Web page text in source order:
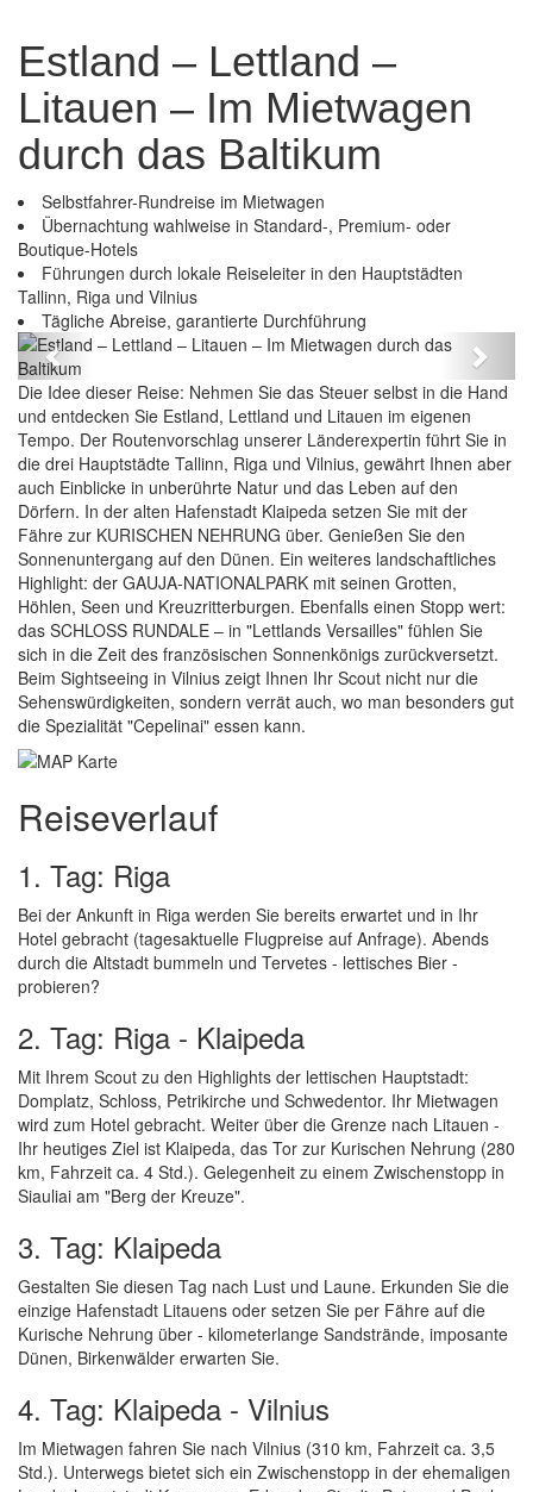
Estland – Lettland –
Litauen – Im Mietwagen
durch das Baltikum
Selbstfahrer-Rundreise im Mietwagen
Übernachtung wahlweise in Standard-, Premium- oder
Boutique-Hotels
Führungen durch lokale Reiseleiter in den Hauptstädten
Tallinn, Riga und Vilnius
Tägliche Abreise, garantierte Durchführung
Estland – Lettland – Litauen – Im Mietwagen durch
das Baltikum
Previous Next
Die Idee dieser Reise: Nehmen Sie das Steuer selbst in die Hand
und entdecken Sie Estland, Lettland und Litauen im eigenen
Tempo. Der Routenvorschlag unserer Länderexpertin führt Sie in
die drei Hauptstädte Tallinn, Riga und Vilnius, gewährt Ihnen aber
auch Einblicke in unberührte Natur und das Leben auf den
Dörfern. In der alten Hafenstadt Klaipeda setzen Sie mit der
Fähre zur KURISCHEN NEHRUNG über. Genießen Sie den
Sonnenuntergang auf den Dünen. Ein weiteres landschaftliches
Highlight: der GAUJA-NATIONALPARK mit seinen Grotten,
Höhlen, Seen und Kreuzritterburgen. Ebenfalls einen Stopp wert:
das SCHLOSS RUNDALE – in "Lettlands Versailles" fühlen Sie
sich in die Zeit des französischen Sonnenkönigs zurückversetzt.
Beim Sightseeing in Vilnius zeigt Ihnen Ihr Scout nicht nur die
Sehenswürdigkeiten, sondern verrät auch, wo man besonders gut
die Spezialität "Cepelinai" essen kann.
Reiseverlauf
1. Tag: Riga
Bei der Ankunft in Riga werden Sie bereits erwartet und in Ihr
Hotel gebracht (tagesaktuelle Flugpreise auf Anfrage). Abends
durch die Altstadt bummeln und Tervetes - lettisches Bier -
probieren?
2. Tag: Riga - Klaipeda
Mit Ihrem Scout zu den Highlights der lettischen Hauptstadt:
Domplatz, Schloss, Petrikirche und Schwedentor. Ihr Mietwagen
wird zum Hotel gebracht. Weiter über die Grenze nach Litauen -
Ihr heutiges Ziel ist Klaipeda, das Tor zur Kurischen Nehrung (280
km, Fahrzeit ca. 4 Std.). Gelegenheit zu einem Zwischenstopp in
Siauliai am "Berg der Kreuze".
3. Tag: Klaipeda
Gestalten Sie diesen Tag nach Lust und Laune. Erkunden Sie die
einzige Hafenstadt Litauens oder setzen Sie per Fähre auf die
Kurische Nehrung über - kilometerlange Sandstrände, imposante
Dünen, Birkenwälder erwarten Sie.
4. Tag: Klaipeda - Vilnius
Im Mietwagen fahren Sie nach Vilnius (310 km, Fahrzeit ca. 3,5
Std.). Unterwegs bietet sich ein Zwischenstopp in der ehemaligen